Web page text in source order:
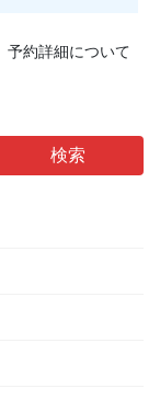
予約詳細について